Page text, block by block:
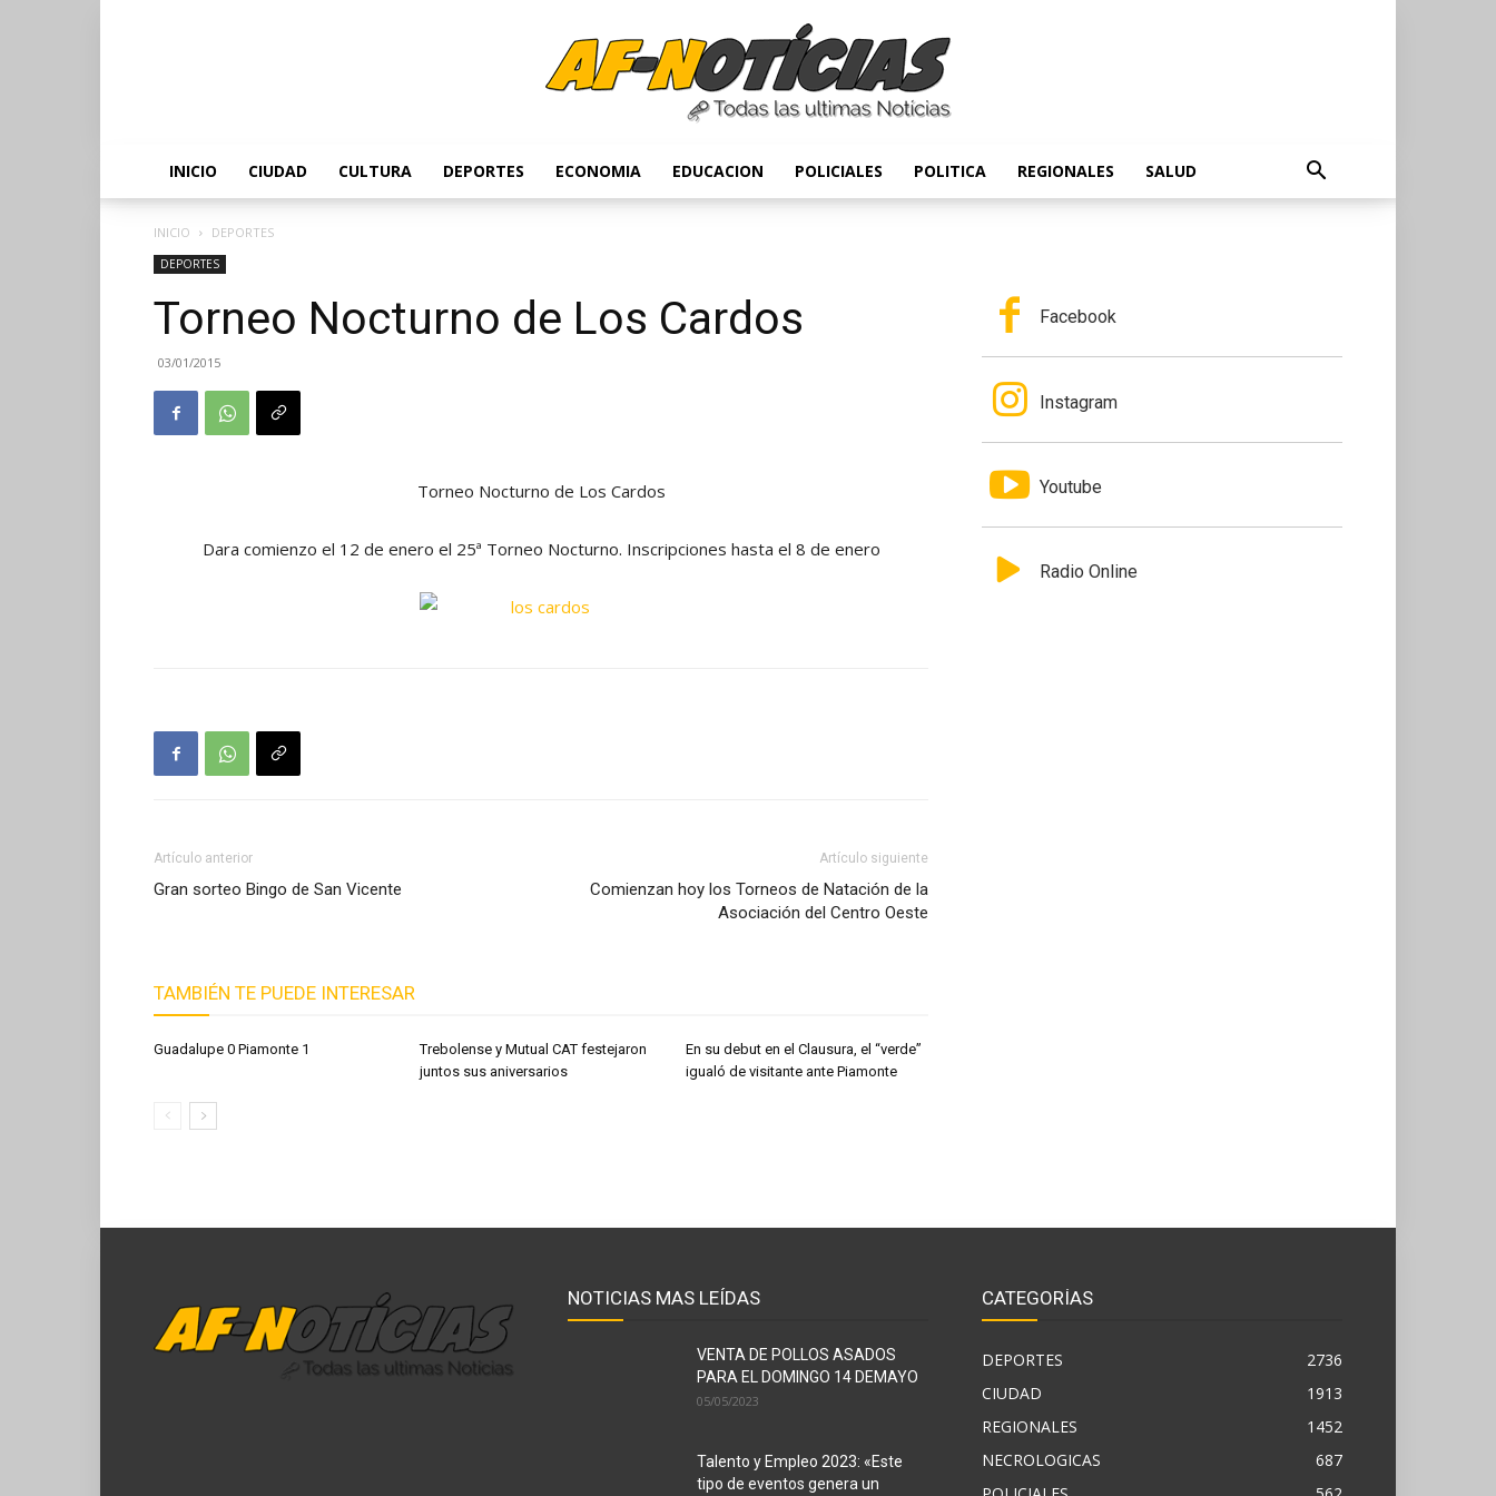
Anyulin
INICIO CIUDAD CULTURA DEPORTES ECONOMIA EDUCACION POLICIALES POLITICA REGIONALES SALUD
INICIO DEPORTES
DEPORTES
Torneo Nocturno de Los Cardos
03/01/2015
Torneo Nocturno de Los Cardos
Dara comienzo el 12 de enero el 25ª Torneo Nocturno. Inscripciones hasta el 8 de enero
Artículo anterior
Gran sorteo Bingo de San Vicente
Artículo siguiente
Comienzan hoy los Torneos de Natación de la
Asociación del Centro Oeste
TAMBIÉN TE PUEDE INTERESAR
Guadalupe 0 Piamonte 1
Trebolense y Mutual CAT festejaron
juntos sus aniversarios
En su debut en el Clausura, el “verde”
igualó de visitante ante Piamonte
Facebook
Instagram
Youtube
Radio Online
NOTICIAS MAS LEÍDAS
VENTA DE POLLOS ASADOS
PARA EL DOMINGO 14 DEMAYO
05/05/2023
Talento y Empleo 2023: «Este
tipo de eventos genera un
CATEGORÍAS
DEPORTES
2736
CIUDAD
1913
REGIONALES
1452
NECROLOGICAS
687